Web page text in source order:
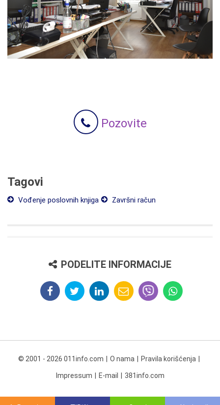
Pozovite
Tagovi
Vođenje poslovnih knjiga Završni račun
PODELITE INFORMACIJE
© 2001 - 2026 011info.com O nama Pravila korišćenja
Impressum E-mail 381info.com